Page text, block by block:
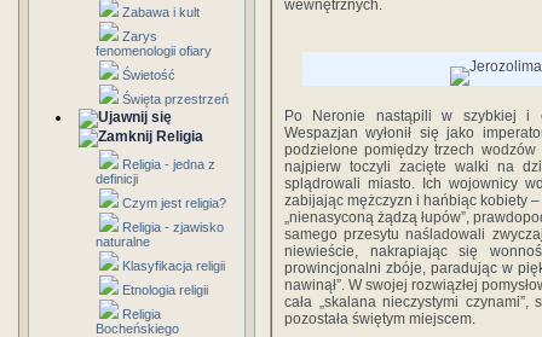
Zabawa i kult
Zarys
fenomenologii ofiary
Świetość
Święta przestrzeń
Religia
Religia - jedna z
definicji
Czym jest religia?
Religia - zjawisko
naturalne
Klasyfikacja religii
Etnologia religii
Religia
Bocheńskiego
wewnętrznych.
Po Neronie nastąpili w szybkiej i
Wespazjan wyłonił się jako
podzielone pomiędzy trzech
najpierw toczyli zacięte walki na
splądrowali miasto. Ich wojownicy
zabijając mężczyzn i hańbiąc kobiety –
„nienasyconą żądzą łupów”,
samego przesytu naśladowali
niewieście, nakrapiając się
prowincjonalni zbóje, paradując w
nawinął”. W swojej rozwiązłej
cała „skalana nieczystymi
pozostała świętym miejscem.